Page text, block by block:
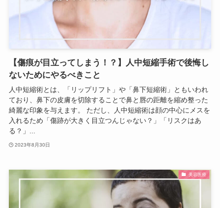
【傷痕が目立ってしまう！？】人中短縮手術で後悔し
ないためにやるべきこと
人中短縮術とは、「リップリフト」や「鼻下短縮術」ともいわれ
ており、鼻下の皮膚を切除することで鼻と唇の距離を縮め整った
綺麗な印象を与えます。 ただし、人中短縮術は顔の中心にメスを
入れるため「傷跡が大きく目立つんじゃない？」「リスクはあ
る？」...
2023年8月30日
美容医療